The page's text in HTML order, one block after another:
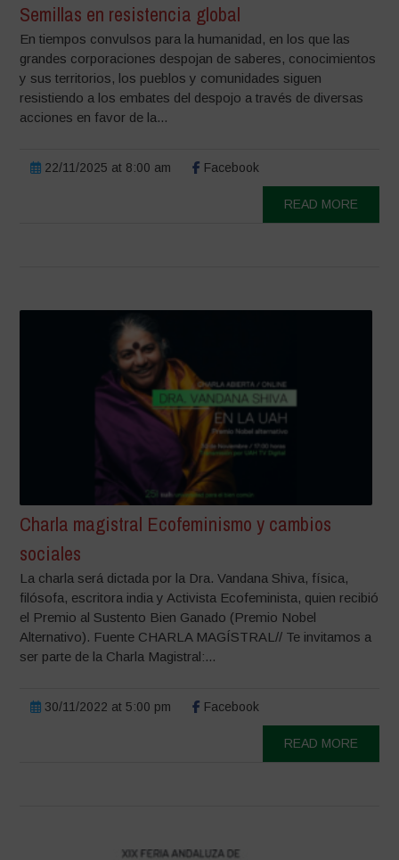
Semillas en resistencia global
En tiempos convulsos para la humanidad, en los que las
grandes corporaciones despojan de saberes, conocimientos
y sus territorios, los pueblos y comunidades siguen
resistiendo a los embates del despojo a través de diversas
acciones en favor de la...
22/11/2025 at 8:00 am Facebook
READ MORE
Charla magistral Ecofeminismo y cambios
sociales
La charla será dictada por la Dra. Vandana Shiva, física,
filósofa, escritora india y Activista Ecofeminista, quien recibió
el Premio al Sustento Bien Ganado (Premio Nobel
Alternativo). Fuente CHARLA MAGÍSTRAL// Te invitamos a
ser parte de la Charla Magistral:...
30/11/2022 at 5:00 pm Facebook
READ MORE